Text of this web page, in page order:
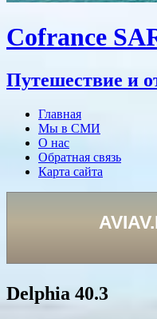
Cofrance
Путешествие и
Главная
Мы в СМИ
О нас
Обратная связь
Карта сайта
Delphia 40.3